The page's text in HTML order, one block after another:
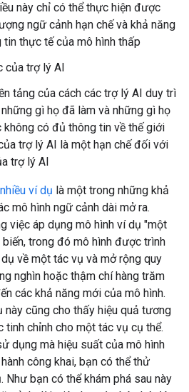
này chỉ có thể thực hiện được
ngữ cảnh hạn chế và khả năng
tin thực tế của mô hình thấp
của trợ lý AI
tảng của cách các trợ lý AI duy trì
gì họ đã làm và những gì họ
không có đủ thông tin về thế giới
trợ lý AI là một hạn chế đối với
trợ lý AI
ví dụ là một trong những khả
mô hình ngữ cảnh dài mở ra.
việc áp dụng mô hình ví dụ "một
biến, trong đó mô hình được trình
về một tác vụ và mở rộng quy
nghìn hoặc thậm chí hàng trăm
các khả năng mới của mô hình.
này cũng cho thấy hiệu quả tương
chỉnh cho một tác vụ cụ thể.
dụng mà hiệu suất của mô hình
công khai, bạn có thể thử
Như bạn có thể khám phá sau này